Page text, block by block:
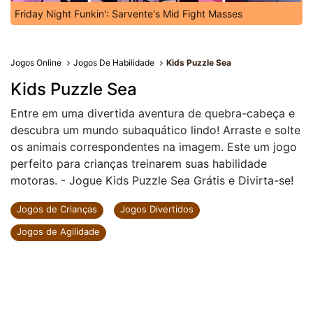
Friday Night Funkin': Sarvente's Mid Fight Masses
Jogos Online Jogos De Habilidade Kids Puzzle Sea
Kids Puzzle Sea
Entre em uma divertida aventura de quebra-cabeça e
descubra um mundo subaquático lindo! Arraste e solte
os animais correspondentes na imagem. Este um jogo
perfeito para crianças treinarem suas habilidade
motoras. - Jogue Kids Puzzle Sea Grátis e Divirta-se!
Jogos de Crianças
Jogos Divertidos
Jogos de Agilidade